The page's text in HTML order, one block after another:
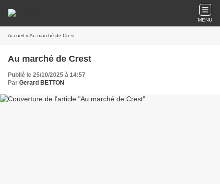
MENU
Accueil » Au marché de Crest
Au marché de Crest
Publié le 25/10/2025 à 14:57
Par Gerard BETTON